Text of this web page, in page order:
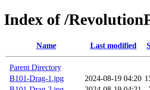
Index of /
Name Last modified
Parent Directory
B101-Drag-1.jpg
2024-08-19 04:20